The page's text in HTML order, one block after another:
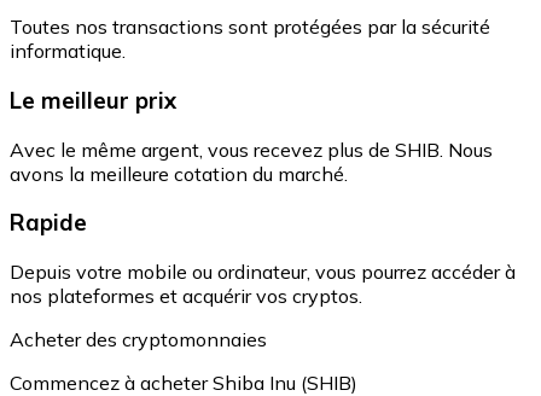
Toutes nos transactions sont protégées par la sécurité
informatique.
Le meilleur prix
Avec le même argent, vous recevez plus de SHIB. Nous
avons la meilleure cotation du marché.
Rapide
Depuis votre mobile ou ordinateur, vous pourrez accéder à
nos plateformes et acquérir vos cryptos.
Acheter des cryptomonnaies
Commencez à acheter Shiba Inu (SHIB)